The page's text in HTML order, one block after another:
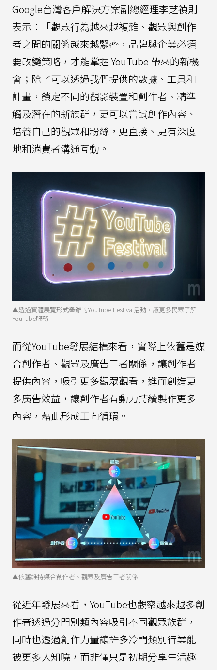
Google台灣客戶解決方案副總經理李芝禎則
表示：「觀眾行為越來越複雜、觀眾與創作
者之間的關係越來越緊密，品牌與企業必須
要改變策略，才能掌握 YouTube 帶來的新機
會；除了可以透過我們提供的數據、工具和
計畫，鎖定不同的觀影裝置和創作者、精準
觸及潛在的新族群，更可以嘗試創作內容、
培養自己的觀眾和粉絲，更直接、更有深度
地和消費者溝通互動。」
▲透過實體展覽形式舉辦的YouTube Festival活動，讓更多民眾了解
YouTube服務
而從YouTube發展結構來看，實際上依舊是媒
合創作者、觀眾及廣告三者關係，讓創作者
提供內容，吸引更多觀眾觀看，進而創造更
多廣告效益，讓創作者有動力持續製作更多
內容，藉此形成正向循環。
▲依舊維持媒合創作者、觀眾及廣告三者關係
從近年發展來看，YouTube也觀察越來越多創
作者透過分門別類內容吸引不同觀眾族群，
同時也透過創作力量讓許多冷門類別行業能
被更多人知曉，而非僅只是初期分享生活趣